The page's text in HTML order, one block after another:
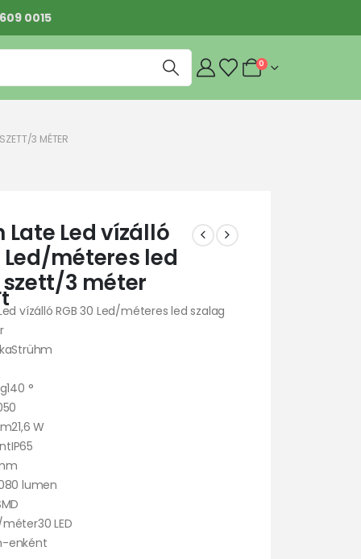
0015
0
3 MÉTER
Late Led vízálló
Led/méteres led
3 méter
vízálló RGB 30 Led/méteres led szalag
°
W
lumen
LED
enként